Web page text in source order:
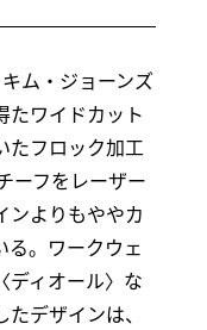
ム・ジョーンズ
たワイドカット
たフロック加工
ーフをレーザー
ンよりもややカ
る。ワークウェ
ディオール〉な
デザインは、